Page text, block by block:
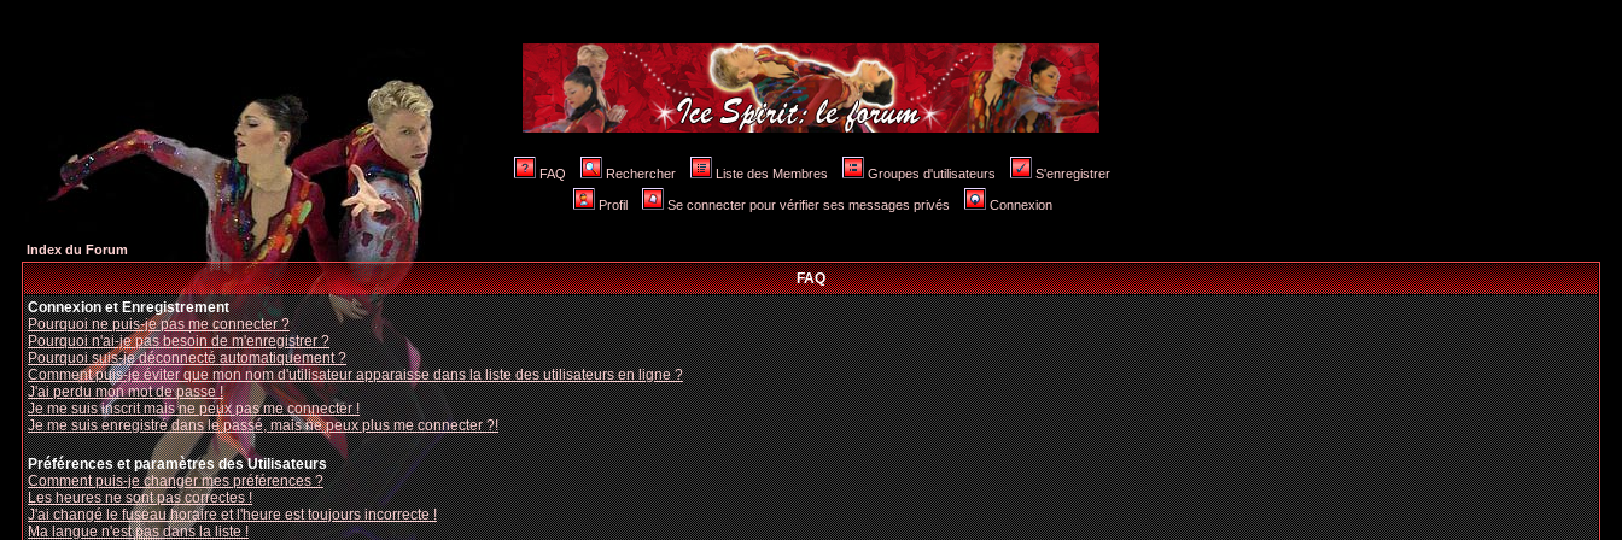
FAQ Rechercher Liste des Membres Groupes d'utilisateurs S'enregistrer
Profil Se connecter pour vérifier ses messages privés Connexion
Index du Forum
FAQ
Connexion et Enregistrement
Pourquoi ne puis-je pas me connecter ?
Pourquoi n'ai-je pas besoin de m'enregistrer ?
Pourquoi suis-je déconnecté automatiquement ?
Comment puis-je éviter que mon nom d'utilisateur apparaisse dans la liste des utilisateurs en ligne ?
J'ai perdu mon mot de passe !
Je me suis inscrit mais ne peux pas me connecter !
Je me suis enregistré dans le passé, mais ne peux plus me connecter ?!
Préférences et paramètres des Utilisateurs
Comment puis-je changer mes préférences ?
Les heures ne sont pas correctes !
J'ai changé le fuseau horaire et l'heure est toujours incorrecte !
Ma langue n'est pas dans la liste !